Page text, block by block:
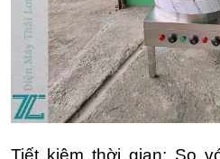
Tiết kiệm thời gian: So